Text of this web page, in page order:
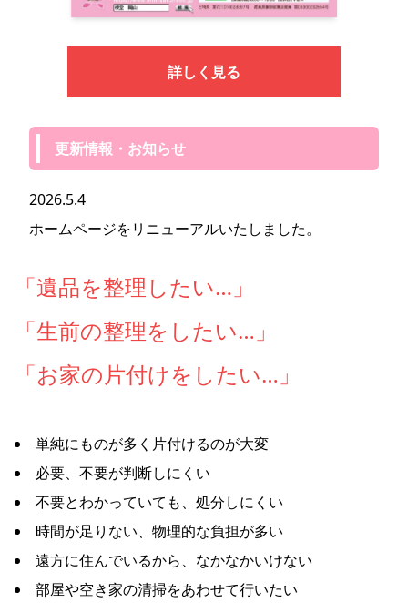
詳しく見る
更新情報・お知らせ
2026.5.4
ホームページをリニューアルいたしました。
「遺品を整理したい…」
「生前の整理をしたい…」
「お家の片付けをしたい…」
単純にものが多く片付けるのが大変
必要、不要が判断しにくい
不要とわかっていても、処分しにくい
時間が足りない、物理的な負担が多い
遠方に住んでいるから、なかなかいけない
部屋や空き家の清掃をあわせて行いたい